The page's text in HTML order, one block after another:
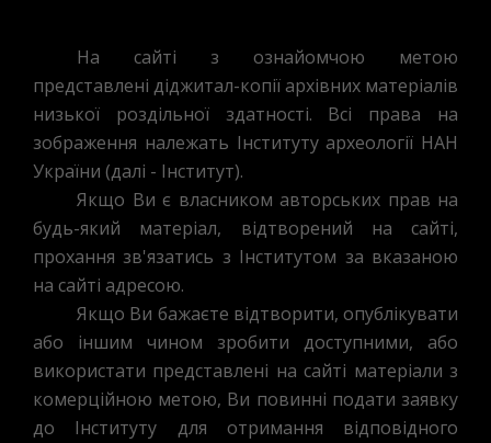
В.
На сайті з ознайомчою метою
представлені діджитал-копії архівних матеріалів
низької роздільної здатності. Всі права на
зображення належать Інституту археології НАН
України (далі - Інститут).
Якщо Ви є власником авторських прав на
будь-який матеріал, відтворений на сайті,
прохання зв'язатись з Інститутом за вказаною
на сайті адресою.
Якщо Ви бажаєте відтворити, опублікувати
або іншим чином зробити доступними, або
використати представлені на сайті матеріали з
комерційною метою, Ви повинні подати заявку
до Інституту для отримання відповідного